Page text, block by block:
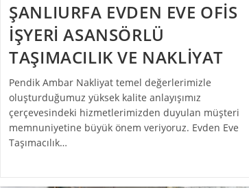
ŞANLIURFA EVDEN EVE OFİS
İŞYERİ ASANSÖRLÜ
TAŞIMACILIK VE NAKLİYAT
Pendik Ambar Nakliyat temel değerlerimizle
oluşturduğumuz yüksek kalite anlayışımız
çerçevesindeki hizmetlerimizden duyulan müşteri
memnuniyetine büyük önem veriyoruz. Evden Eve
Taşımacılık…